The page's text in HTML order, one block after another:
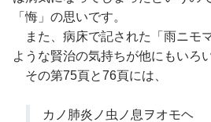
「悔」の思いです。
また、病床で記された「雨ニモ
ような賢治の気持ちが他にもいろ
その第75頁と76頁には、
カノ肺炎ノ虫ノ息ヲオモヘ